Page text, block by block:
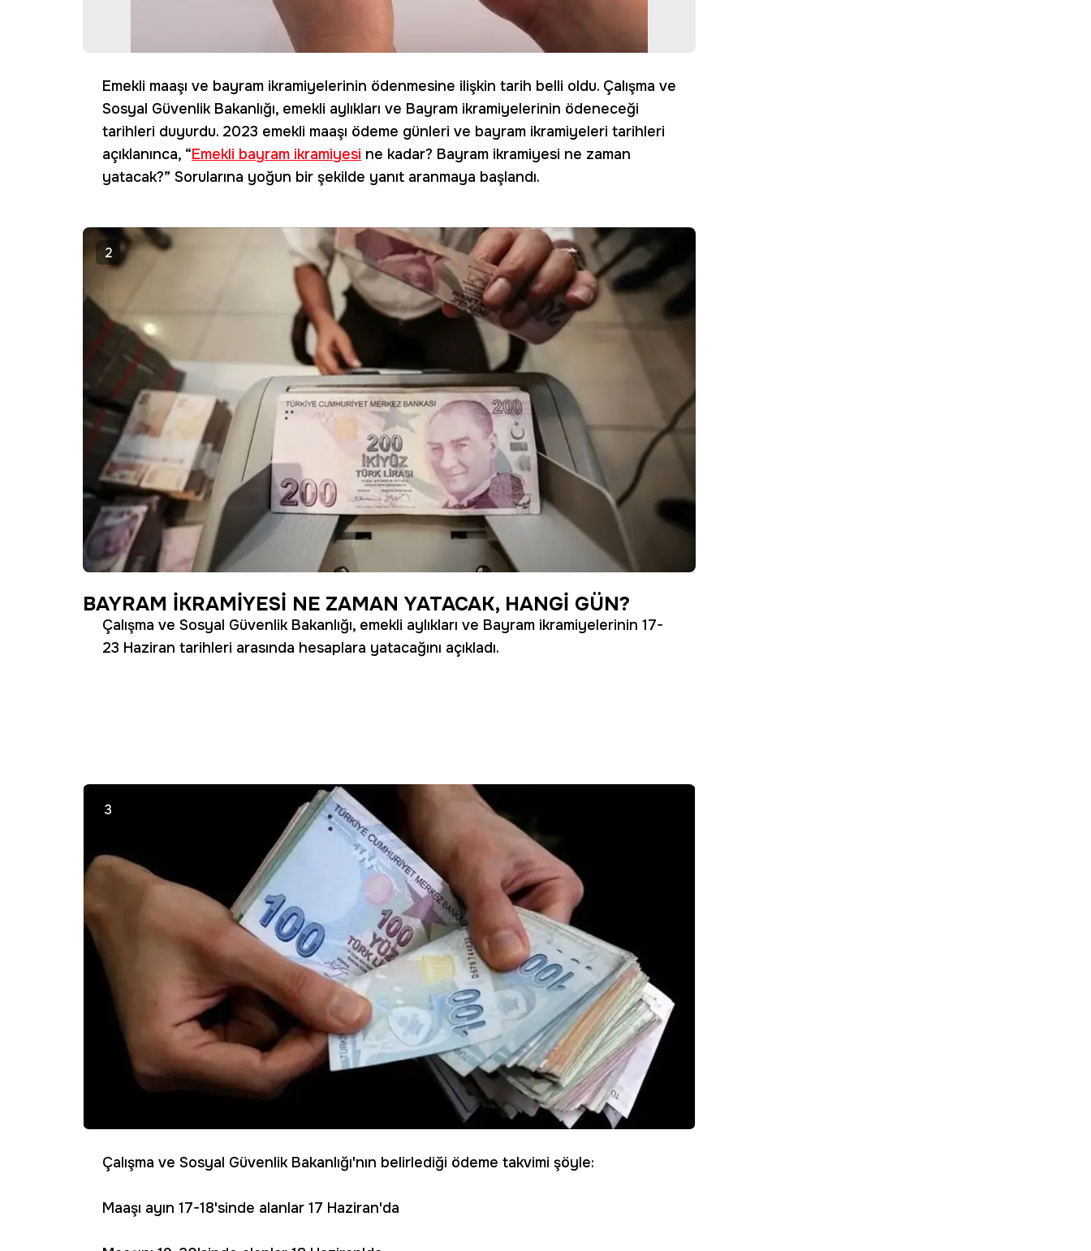
Emekli maaşı ve bayram ikramiyelerinin ödenmesine ilişkin tarih belli oldu. Çalışma ve
Sosyal Güvenlik Bakanlığı, emekli aylıkları ve Bayram ikramiyelerinin ödeneceği
tarihleri duyurdu. 2023 emekli maaşı ödeme günleri ve bayram ikramiyeleri tarihleri
açıklanınca, “Emekli bayram ikramiyesi ne kadar? Bayram ikramiyesi ne zaman
yatacak?” Sorularına yoğun bir şekilde yanıt aranmaya başlandı.
2
BAYRAM İKRAMİYESİ NE ZAMAN YATACAK, HANGİ GÜN?
Çalışma ve Sosyal Güvenlik Bakanlığı, emekli aylıkları ve Bayram ikramiyelerinin 17-
23 Haziran tarihleri arasında hesaplara yatacağını açıkladı.
3
Çalışma ve Sosyal Güvenlik Bakanlığı'nın belirlediği ödeme takvimi şöyle:
Maaşı ayın 17-18'sinde alanlar 17 Haziran'da